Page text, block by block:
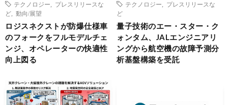
テクノロジー
プレスリリースな
ど
動向/展望
ロジスネクストが防爆仕様車
のフォークをフルモデルチェ
ンジ、オペレーターの快適性
向上図る
テクノロジー
プレスリリースな
ど
量子技術のエー・スター・ク
ォンタム、JALエンジニアリ
ングから航空機の故障予測分
析基盤構築を受託